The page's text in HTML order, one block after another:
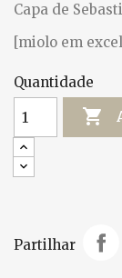
Capa de
[miolo em
Quantidade

Partilhar